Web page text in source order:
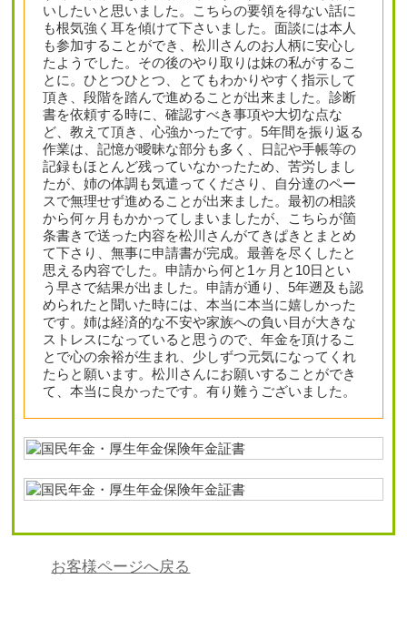
いしたいと思いました。こちらの要領を得ない話に
も根気強く耳を傾けて下さいました。面談には本人
も参加することができ、松川さんのお人柄に安心し
たようでした。その後のやり取りは妹の私がするこ
とに。ひとつひとつ、とてもわかりやすく指示して
頂き、段階を踏んで進めることが出来ました。診断
書を依頼する時に、確認すべき事項や大切な点な
ど、教えて頂き、心強かったです。5年間を振り返る
作業は、記憶が曖昧な部分も多く、日記や手帳等の
記録もほとんど残っていなかったため、苦労しまし
たが、姉の体調も気遣ってくださり、自分達のペー
スで無理せず進めることが出来ました。最初の相談
から何ヶ月もかかってしまいましたが、こちらが箇
条書きで送った内容を松川さんがてきぱきとまとめ
て下さり、無事に申請書が完成。最善を尽くしたと
思える内容でした。申請から何と1ヶ月と10日とい
う早さで結果が出ました。申請が通り、5年遡及も認
められたと聞いた時には、本当に本当に嬉しかった
です。姉は経済的な不安や家族への負い目が大きな
ストレスになっていると思うので、年金を頂けるこ
とで心の余裕が生まれ、少しずつ元気になってくれ
たらと願います。松川さんにお願いすることができ
て、本当に良かったです。有り難うございました。
お客様ページへ戻る